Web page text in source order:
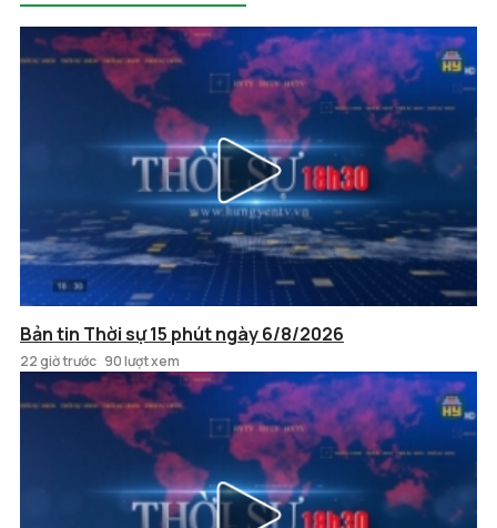
Bản tin Thời sự 15 phút ngày 6/8/2026
22 giờ trước 90 lượt xem